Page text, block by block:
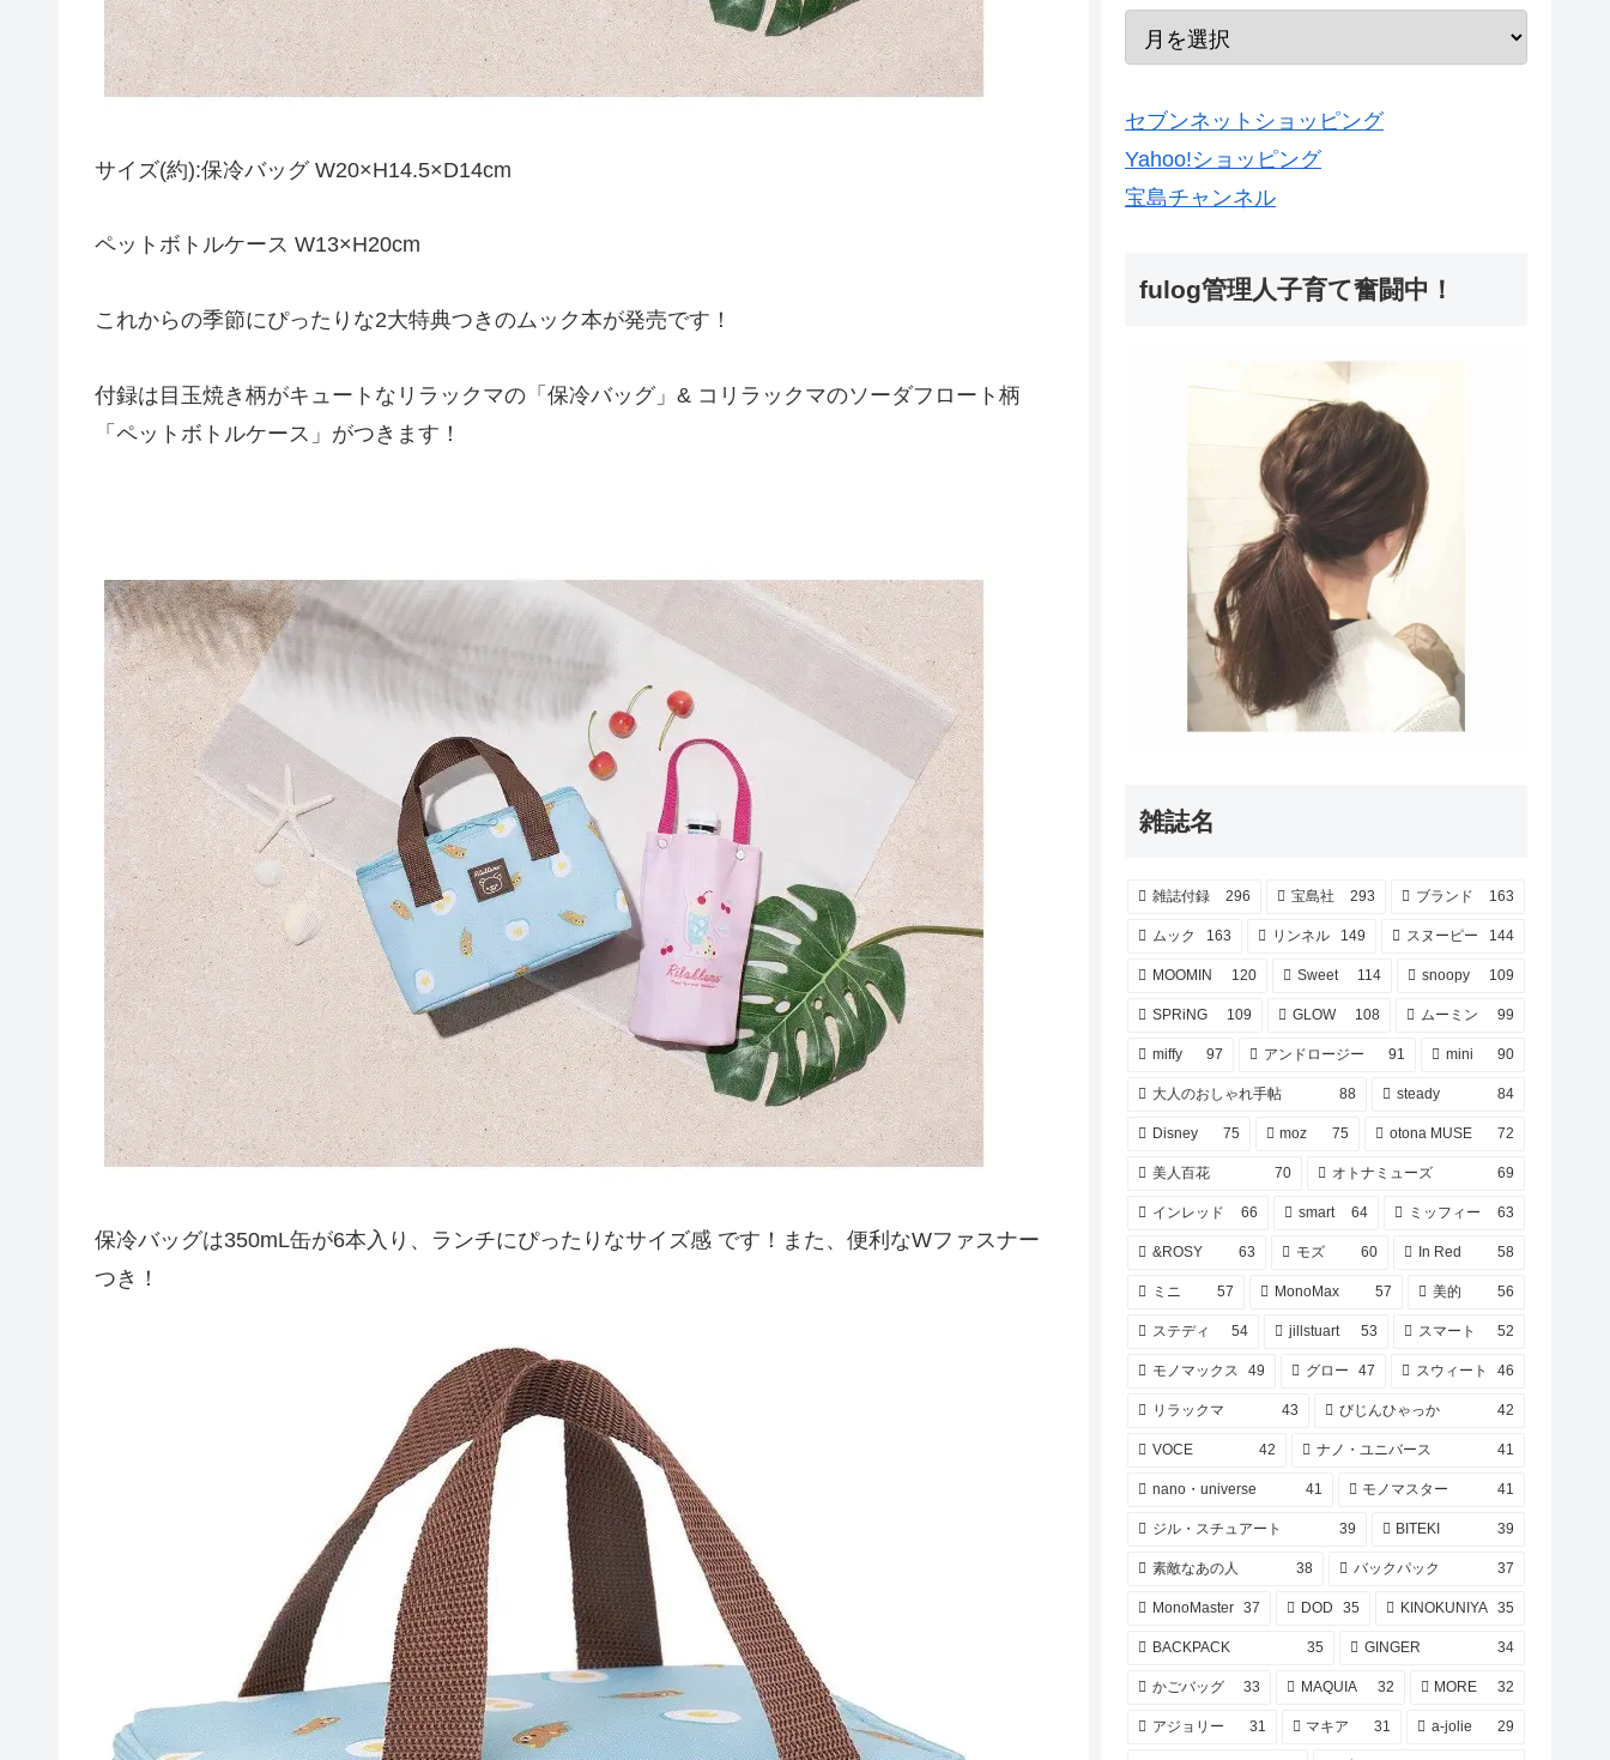
サイズ(約):保冷バッグ W20×H14.5×D14cm
ペットボトルケース W13×H20cm
これからの季節にぴったりな2大特典つきのムック本が発売です！
付録は目玉焼き柄がキュートなリラックマの「保冷バッグ」& コリラックマのソーダフロート柄
「ペットボトルケース」がつきます！
保冷バッグは350mL缶が6本入り、ランチにぴったりなサイズ感 です！また、便利なWファスナー
つき！
セブンネットショッピング
Yahoo!ショッピング
宝島チャンネル
fulog管理人子育て奮闘中！
雑誌名
雑誌付録 296 宝島社 293 ブランド 163
ムック 163 リンネル 149 スヌーピー 144
MOOMIN 120 Sweet 114 snoopy 109
SPRiNG 109 GLOW 108 ムーミン 99
miffy 97 アンドロージー 91 mini 90
大人のおしゃれ手帖 88 steady 84
Disney 75 moz 75 otona MUSE 72
美人百花 70 オトナミューズ 69
インレッド 66 smart 64 ミッフィー 63
&ROSY 63 モズ 60 In Red 58
ミニ 57 MonoMax 57 美的 56
ステディ 54 jillstuart 53 スマート 52
モノマックス 49 グロー 47 スウィート 46
リラックマ 43 びじんひゃっか 42
VOCE 42 ナノ・ユニバース 41
nano・universe 41 モノマスター 41
ジル・スチュアート 39 BITEKI 39
素敵なあの人 38 バックパック 37
MonoMaster 37 DOD 35 KINOKUNIYA 35
BACKPACK 35 GINGER 34
かごバッグ 33 MAQUIA 32 MORE 32
アジョリー 31 マキア 31 a-jolie 29